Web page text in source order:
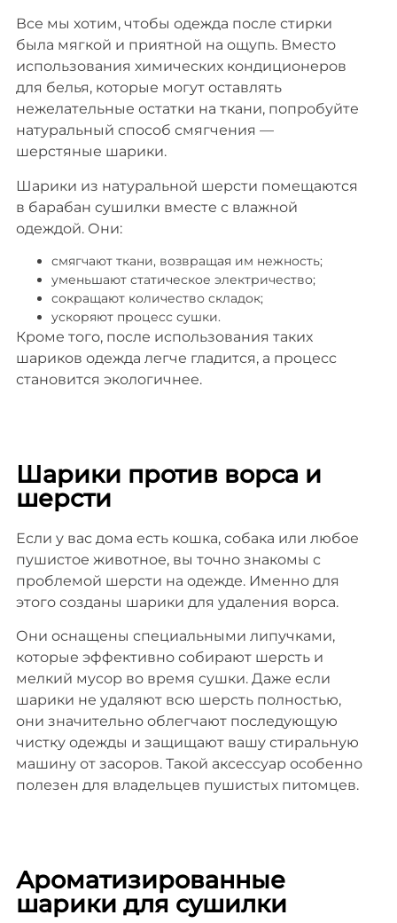
Все мы хотим, чтобы одежда после стирки
была мягкой и приятной на ощупь. Вместо
использования химических кондиционеров
для белья, которые могут оставлять
нежелательные остатки на ткани, попробуйте
натуральный способ смягчения —
шерстяные шарики.
Шарики из натуральной шерсти помещаются
в барабан сушилки вместе с влажной
одеждой. Они:
смягчают ткани, возвращая им нежность;
уменьшают статическое электричество;
сокращают количество складок;
ускоряют процесс сушки.
Кроме того, после использования таких
шариков одежда легче гладится, а процесс
становится экологичнее.
Шарики против ворса и
шерсти
Если у вас дома есть кошка, собака или любое
пушистое животное, вы точно знакомы с
проблемой шерсти на одежде. Именно для
этого созданы шарики для удаления ворса.
Они оснащены специальными липучками,
которые эффективно собирают шерсть и
мелкий мусор во время сушки. Даже если
шарики не удаляют всю шерсть полностью,
они значительно облегчают последующую
чистку одежды и защищают вашу стиральную
машину от засоров. Такой аксессуар особенно
полезен для владельцев пушистых питомцев.
Ароматизированные
шарики для сушилки